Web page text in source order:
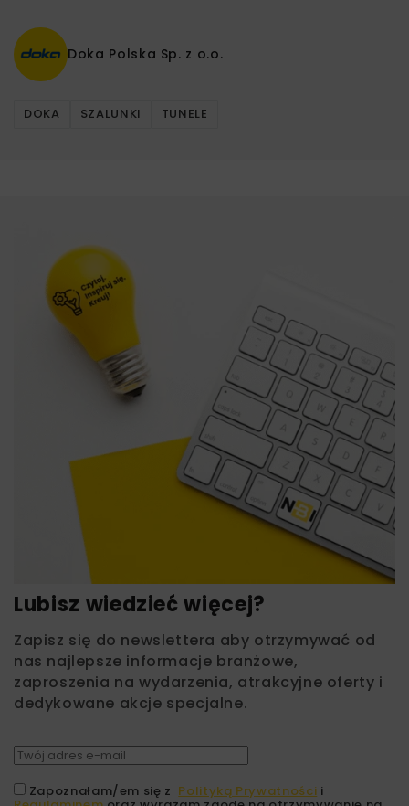
Doka Polska Sp. z o.o.
DOKA SZALUNKI TUNELE
Lubisz wiedzieć więcej?
Zapisz się do newslettera aby otrzymywać od
nas najlepsze informacje branżowe,
zaproszenia na wydarzenia, atrakcyjne oferty i
dedykowane akcje specjalne.
Zapoznałam/em się z Polityką Prywatności i